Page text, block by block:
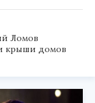
Ломов
крыши домов